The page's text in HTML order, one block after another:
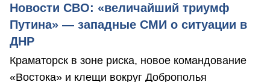
Новости СВО: «величайший триумф
Путина» — западные СМИ о ситуации в
ДНР
Краматорск в зоне риска, новое командование
«Востока» и клещи вокруг Доброполья